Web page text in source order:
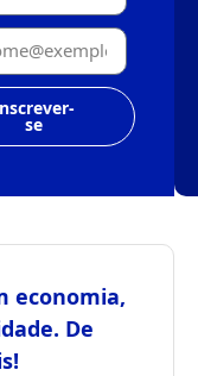
se
economia,
De